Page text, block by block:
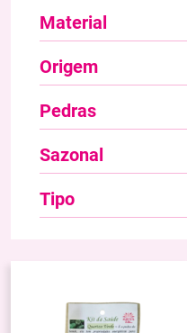
Material
Origem
Pedras
Sazonal
Tipo